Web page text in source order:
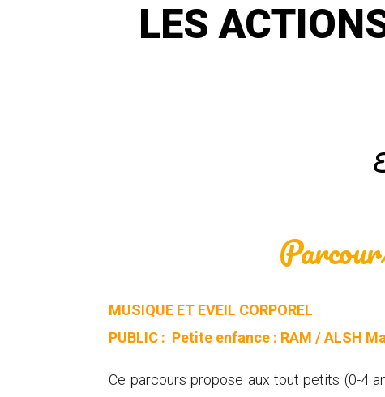
LES
MUSIQUE ET EVEIL CORPOREL
PUBLIC : Petite enfance : RAM / ALSH
Ce parcours propose aux tout petits (0-4